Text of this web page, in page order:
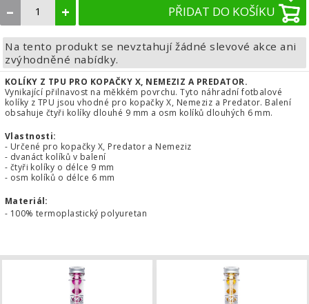
– + PŘIDAT DO KOŠÍKU
Na tento produkt se nevztahují žádné slevové akce ani
zvýhodněné nabídky.
KOLÍKY Z TPU PRO KOPAČKY X, NEMEZIZ A PREDATOR.
Vynikající přilnavost na měkkém povrchu. Tyto náhradní fotbalové
kolíky z TPU jsou vhodné pro kopačky X, Nemeziz a Predator. Balení
obsahuje čtyři kolíky dlouhé 9 mm a osm kolíků dlouhých 6 mm.
Vlastnosti:
- Určené pro kopačky X, Predator a Nemeziz
- dvanáct kolíků v balení
- čtyři kolíky o délce 9 mm
- osm kolíků o délce 6 mm
Materiál:
- 100% termoplastický polyuretan
Kolíky AMO Pro 13/15mm